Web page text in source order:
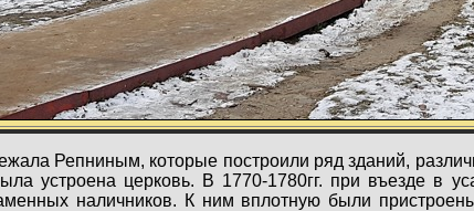
Репниным, которые построили ряд зданий,
устроена церковь. В 1770-1780гг. при въезде в
наличников. К ним вплотную были